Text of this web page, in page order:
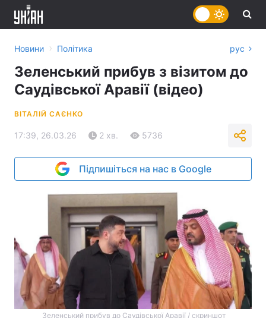
Новини › Політика рус
Зеленський прибув з візитом до
Саудівської Аравії (відео)
ВІТАЛІЙ САЄНКО
17:39, 26.03.26 2 хв. 5736
Підпишіться на нас в Google
Зеленський прибув до Саудівської Аравії / скриншот